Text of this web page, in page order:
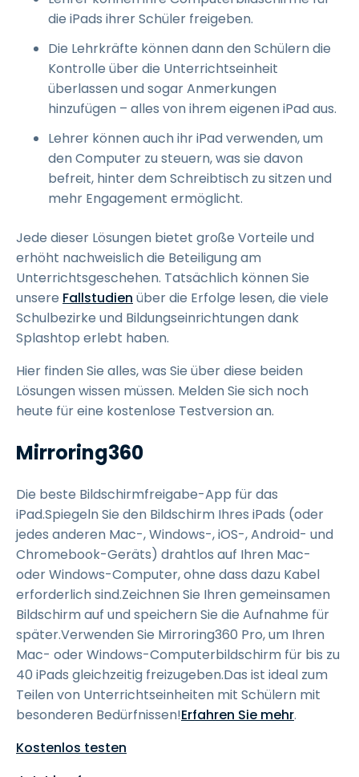
die iPads ihrer Schüler freigeben.
Die Lehrkräfte können dann den Schülern die
Kontrolle über die Unterrichtseinheit
überlassen und sogar Anmerkungen
hinzufügen – alles von ihrem eigenen iPad aus.
Lehrer können auch ihr iPad verwenden, um
den Computer zu steuern, was sie davon
befreit, hinter dem Schreibtisch zu sitzen und
mehr Engagement ermöglicht.
Jede dieser Lösungen bietet große Vorteile und
erhöht nachweislich die Beteiligung am
Unterrichtsgeschehen. Tatsächlich können Sie
unsere Fallstudien über die Erfolge lesen, die viele
Schulbezirke und Bildungseinrichtungen dank
Splashtop erlebt haben.
Hier finden Sie alles, was Sie über diese beiden
Lösungen wissen müssen. Melden Sie sich noch
heute für eine kostenlose Testversion an.
Mirroring360
Die beste Bildschirmfreigabe-App für das
iPad.Spiegeln Sie den Bildschirm Ihres iPads (oder
jedes anderen Mac-, Windows-, iOS-, Android- und
Chromebook-Geräts) drahtlos auf Ihren Mac-
oder Windows-Computer, ohne dass dazu Kabel
erforderlich sind.Zeichnen Sie Ihren gemeinsamen
Bildschirm auf und speichern Sie die Aufnahme für
später.Verwenden Sie Mirroring360 Pro, um Ihren
Mac- oder Windows-Computerbildschirm für bis zu
40 iPads gleichzeitig freizugeben.Das ist ideal zum
Teilen von Unterrichtseinheiten mit Schülern mit
besonderen Bedürfnissen!Erfahren Sie mehr.
Kostenlos testen